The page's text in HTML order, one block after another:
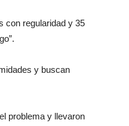
con regularidad y 35
y buscan
problema y llevaron